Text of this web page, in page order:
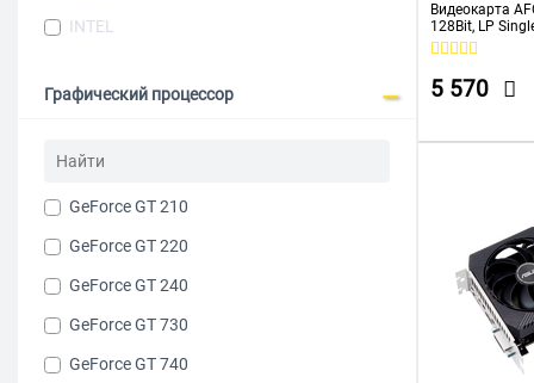
SINOTEX
FaisON
Acer
CBR
Colorful
INTEL
Графический процессор
GeForce GT 210
GeForce GT 220
GeForce GT 240
GeForce GT 730
GeForce GT 740
Видеокарта
128Bit, LP
4096D3L6
5 570